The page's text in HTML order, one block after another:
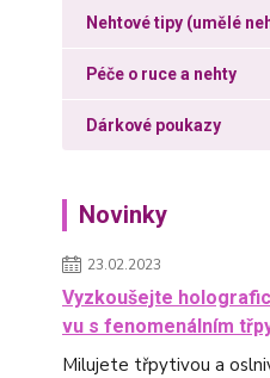
Nehtové tipy (umělé
Péče o ruce a nehty
Dárkové poukazy
Novinky
23.02.2023
Vyzkoušejte
vu s fenomenálním
Milujete třpytivou a